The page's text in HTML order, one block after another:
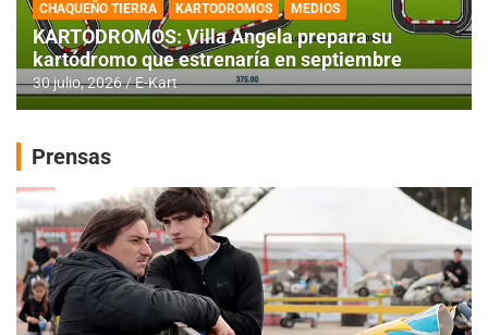
CHAQUEÑO TIERRA KARTODROMOS MEDIOS
KARTODROMOS: Villa Angela prepara su
kartódromo que estrenaría en septiembre
30 julio, 2026 E-Kart
Prensas